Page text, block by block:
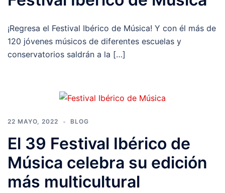
¡Regresa el Festival Ibérico de Música! Y con él más de
120 jóvenes músicos de diferentes escuelas y
conservatorios saldrán a la […]
22 MAYO, 2022 BLOG
El 39 Festival Ibérico de
Música celebra su edición
más multicultural